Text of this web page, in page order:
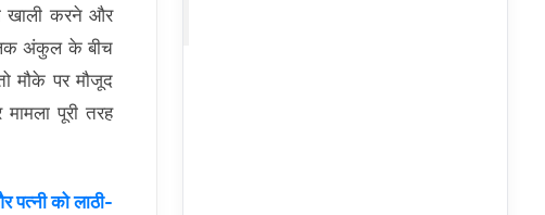
खाली करने और
अंकुल के बीच
मौके पर मौजूद
पूरी तरह
पत्नी को लाठी-